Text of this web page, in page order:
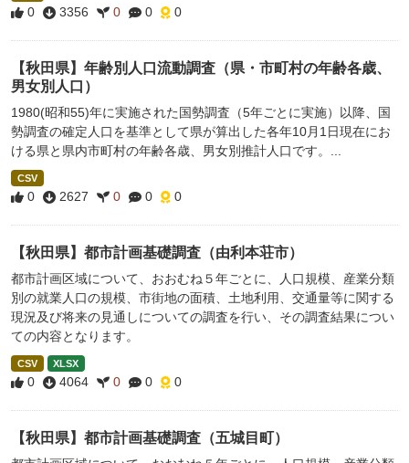
0 3356 0 0 0
【秋田県】年齢別人口流動調査（県・市町村の年齢各歳、
男女別人口）
1980(昭和55)年に実施された国勢調査（5年ごとに実施）以降、国
勢調査の確定人口を基準として県が算出した各年10月1日現在にお
ける県と県内市町村の年齢各歳、男女別推計人口です。...
CSV
0 2627 0 0 0
【秋田県】都市計画基礎調査（由利本荘市）
都市計画区域について、おおむね５年ごとに、人口規模、産業分類
別の就業人口の規模、市街地の面積、土地利用、交通量等に関する
現況及び将来の見通しについての調査を行い、その調査結果につい
ての内容となります。
CSV XLSX
0 4064 0 0 0
【秋田県】都市計画基礎調査（五城目町）